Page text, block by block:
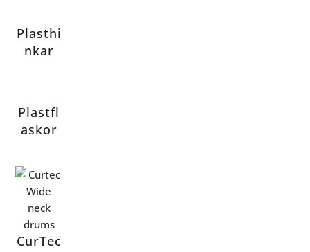
Plasthi
nkar
Plastfl
askor
CurTec